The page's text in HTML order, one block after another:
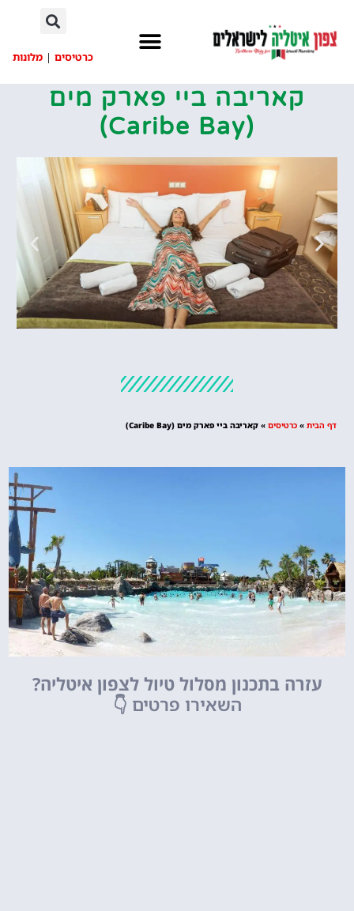
כרטיסים | מלונות
קאריבה ביי פארק מים
(Caribe Bay)
מציאת מלון
דף הבית » כרטיסים » קאריבה ביי פארק מים (Caribe Bay)
עזרה בתכנון מסלול טיול לצפון איטליה?
השאירו פרטים 👇